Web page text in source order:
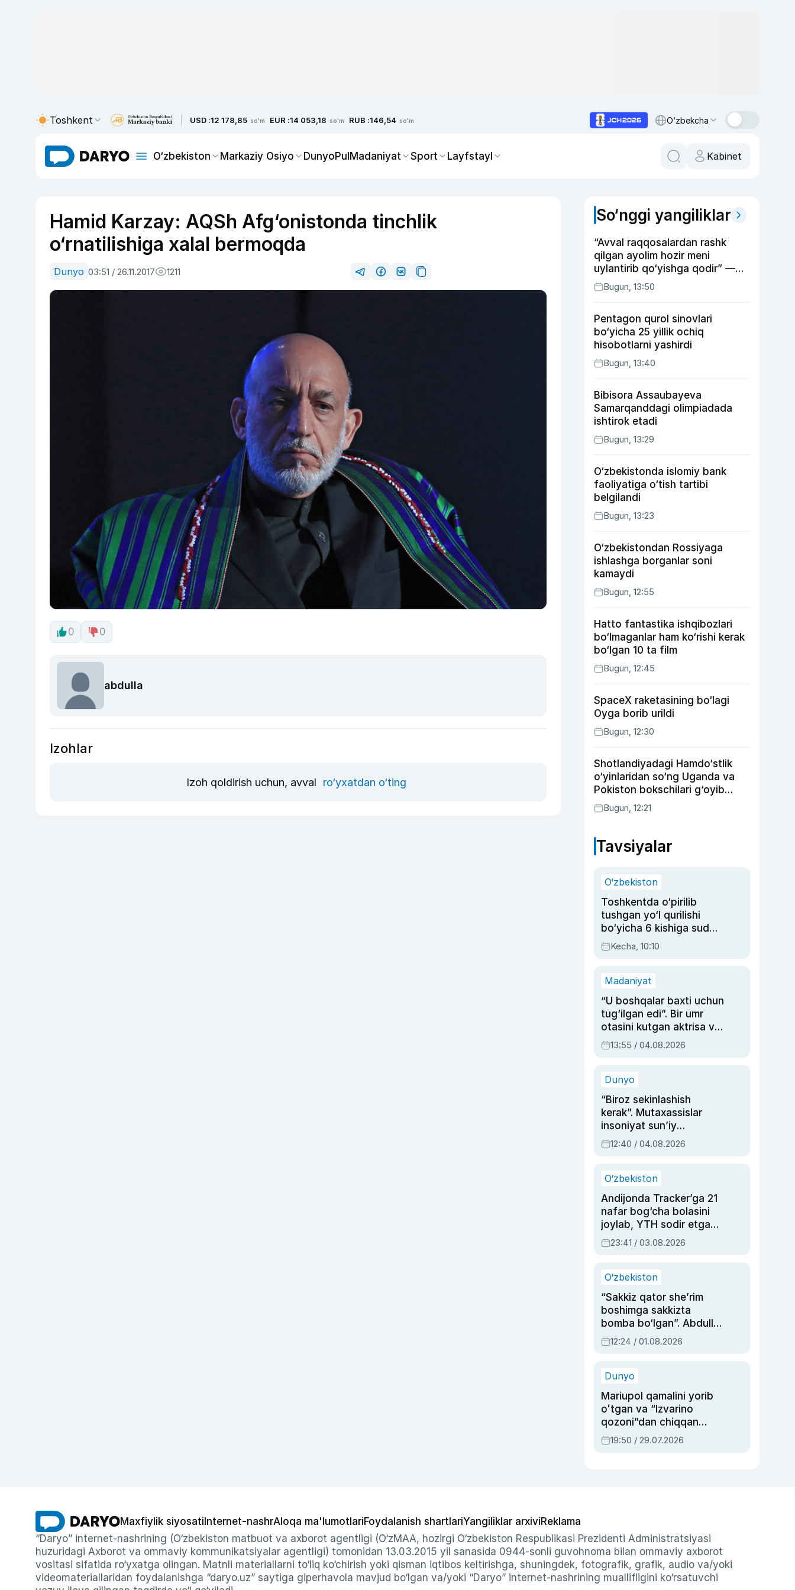
Toshkent USD :12 178,85 so'm EUR :14 053,18 so'm RUB :146,54 so'm O‘zbekcha
O‘zbekiston Markaziy Osiyo DunyoPulMadaniyat Sport Layfstayl Kabinet
Hamid Karzay: AQSh Afg‘onistonda tinchlik
o‘rnatilishiga xalal bermoqda
Dunyo 03:51 / 26.11.2017 1211
0 0
abdulla
Izohlar
Izoh qoldirish uchun, avval ro‘yxatdan o‘ting
So‘nggi yangiliklar
“Avval raqqosalardan rashk
qilgan ayolim hozir meni
uylantirib qo‘yishga qodir” —
Anvar Sobirov davlat ishidagi
faoliyati va o‘g‘il tarbiyasidagi
Bugun, 13:50
Pentagon qurol sinovlari
bo‘yicha 25 yillik ochiq
hisobotlarni yashirdi
Bugun, 13:40
Bibisora Assaubayeva
Samarqanddagi olimpiadada
ishtirok etadi
Bugun, 13:29
O‘zbekistonda islomiy bank
faoliyatiga o‘tish tartibi
belgilandi
Bugun, 13:23
O‘zbekistondan Rossiyaga
ishlashga borganlar soni
kamaydi
Bugun, 12:55
Hatto fantastika ishqibozlari
bo‘lmaganlar ham ko‘rishi kerak
bo‘lgan 10 ta film
Bugun, 12:45
SpaceX raketasining bo‘lagi
Oyga borib urildi
Bugun, 12:30
Shotlandiyadagi Hamdo‘stlik
o‘yinlaridan so‘ng Uganda va
Pokiston bokschilari g‘oyib
bo‘ldiBugun, 12:21
Tavsiyalar
O‘zbekiston
Toshkentda o‘pirilib
tushgan yo‘l qurilishi
bo‘yicha 6 kishiga sud
hukmi o‘qildi
Kecha, 10:10
Madaniyat
“U boshqalar baxti uchun
tug‘ilgan edi”. Bir umr
otasini kutgan aktrisa va
dublyaj ustasi Rimma
Ahmedovaning
13:55 / 04.08.2026
Dunyo
“Biroz sekinlashish
kerak”. Mutaxassislar
insoniyat sun’iy
intellektni boshqara
olmay qolishidan xavotir
12:40 / 04.08.2026
O‘zbekiston
Andijonda Tracker’ga 21
nafar bog‘cha bolasini
joylab, YTH sodir etgan
ayolga sud hukmi o‘qildi
23:41 / 03.08.2026
O‘zbekiston
“Sakkiz qator she’rim
boshimga sakkizta
bomba bo‘lgan”. Abdulla
Oripovni siyosiy
ayblovlardan asrab
12:24 / 01.08.2026
Dunyo
Mariupol qamalini yorib
oʻtgan va “Izvarino
qozoni”dan chiqqan
qahramon — Ukraina
armiyasi bosh
19:50 / 29.07.2026
Maxfiylik siyosati Internet-nashrAloqa ma'lumotlariFoydalanish shartlariYangiliklar arxiviReklama
“Daryo” internet-nashrining (O‘zbekiston matbuot va axborot agentligi (O‘zMAA, hozirgi O‘zbekiston Respublikasi Prezidenti Administratsiyasi
huzuridagi Axborot va ommaviy kommunikatsiyalar agentligi) tomonidan 13.03.2015 yil sanasida 0944-sonli guvohnoma bilan ommaviy axborot
vositasi sifatida ro‘yxatga olingan. Matnli materiallarni to‘liq ko‘chirish yoki qisman iqtibos keltirishga, shuningdek, fotografik, grafik, audio va/yoki
videomateriallaridan foydalanishga “daryo.uz” saytiga giperhavola mavjud bo‘lgan va/yoki “Daryo” internet-nashrining muallifligini ko‘rsatuvchi